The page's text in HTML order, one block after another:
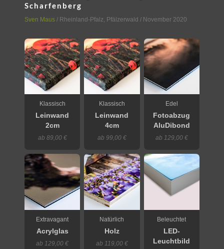
Scharfenberg
Sven Maus / Rheinland-Pfalz, Pfälzerwald / November 2020
Klassisch
Leinwand
2cm
ab 89,00 €
Klassisch
Leinwand
4cm
ab 99,00 €
Edel
Fotoabzug
AluDibond
ab 129,00 €
Extravagant
Acrylglas
ab 129,00 €
Natürlich
Holz
ab 119,00 €
Beleuchtet
LED-
Leuchtbild